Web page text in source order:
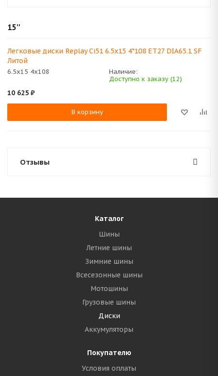
15''
Легковые диски Replay Ci51 6.5x15 4*108 ET27 DIA65.1 SF
Литой
6.5x15 4x108
Наличие:
Доступно к заказу (12)
10 625 ₽
В корзину
Отзывы
Каталог
Шины
Летние шины
Зимние шины
Всесезонные шины
Мотошины
Грузовые шины
Диски
Аккумуляторы
Покупателю
Условия оплаты